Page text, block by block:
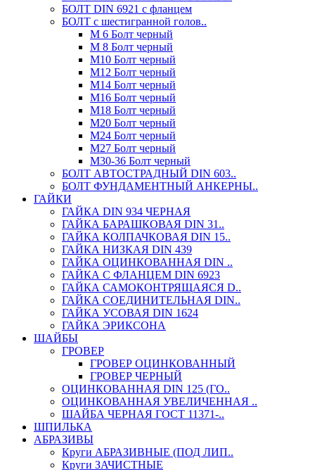
БОЛТ DIN 6921 c фланцем
БОЛТ с шестигранной голов..
М 6 Болт черный
М 8 Болт черный
М10 Болт черный
М12 Болт черный
М14 Болт черный
М16 Болт черный
М18 Болт черный
М20 Болт черный
М24 Болт черный
М27 Болт черный
М30-36 Болт черный
БОЛТ АВТОСТРАДНЫЙ DIN 603..
БОЛТ ФУНДАМЕНТНЫЙ АНКЕРНЫ..
ГАЙКИ
ГАЙКА DIN 934 ЧЕРНАЯ
ГАЙКА БАРАШКОВАЯ DIN 31..
ГАЙКА КОЛПАЧКОВАЯ DIN 15..
ГАЙКА НИЗКАЯ DIN 439
ГАЙКА ОЦИНКОВАННАЯ DIN ..
ГАЙКА С ФЛАНЦЕМ DIN 6923
ГАЙКА САМОКОНТРЯЩАЯСЯ D..
ГАЙКА СОЕДИНИТЕЛЬНАЯ DIN..
ГАЙКА УСОВАЯ DIN 1624
ГАЙКА ЭРИКСОНА
ШАЙБЫ
ГРОВЕР
ГРОВЕР ОЦИНКОВАННЫЙ
ГРОВЕР ЧЕРНЫЙ
ОЦИНКОВАННАЯ DIN 125 (ГО..
ОЦИНКОВАННАЯ УВЕЛИЧЕННАЯ ..
ШАЙБА ЧЕРНАЯ ГОСТ 11371-..
ШПИЛЬКА
АБРАЗИВЫ
Круги АБРАЗИВНЫЕ (ПОД ЛИП..
Круги ЗАЧИСТНЫЕ